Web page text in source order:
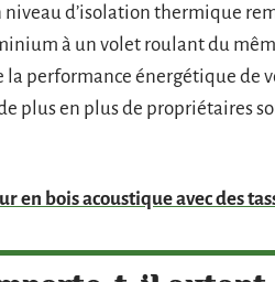
d’isolation thermique
à un volet roulant du
performance énergétique de
plus en plus de propriétaires
en bois acoustique avec des